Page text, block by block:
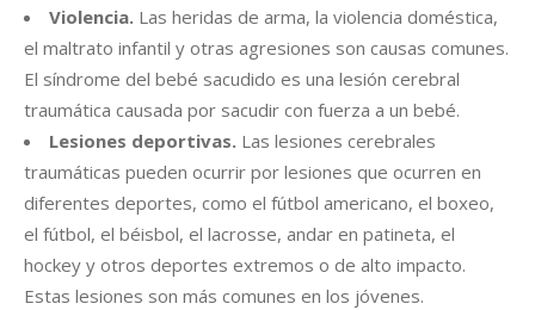
Violencia. Las heridas de arma, la violencia doméstica,
el maltrato infantil y otras agresiones son causas comunes.
El síndrome del bebé sacudido es una lesión cerebral
traumática causada por sacudir con fuerza a un bebé.
Lesiones deportivas. Las lesiones cerebrales
traumáticas pueden ocurrir por lesiones que ocurren en
diferentes deportes, como el fútbol americano, el boxeo,
el fútbol, el béisbol, el lacrosse, andar en patineta, el
hockey y otros deportes extremos o de alto impacto.
Estas lesiones son más comunes en los jóvenes.